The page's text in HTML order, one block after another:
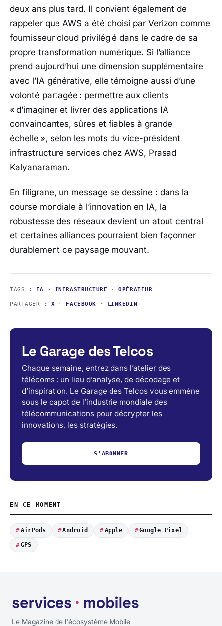
deux ans plus tard. Il convient également de
rappeler que AWS a été choisi par Verizon comme
fournisseur cloud privilégié dans le cadre de sa
propre transformation numérique. Si l’alliance
prend aujourd’hui une dimension supplémentaire
avec l’IA générative, elle témoigne aussi d’une
volonté partagée : permettre aux clients
« d’imaginer et livrer des applications IA
convaincantes, sûres et fiables à grande
échelle », selon les mots du vice-président
infrastructure services chez AWS, Prasad
Kalyanaraman.
En filigrane, un message se dessine : dans la
course mondiale à l’innovation en IA, la
robustesse des réseaux devient un atout central
et certaines alliances pourraient bien façonner
durablement ce paysage mouvant.
TAGS : IA · INFRASTRUCTURE ·OPÉRATEUR
PARTAGER :X · FACEBOOK · LINKEDIN
Le Garage des Telcos
Chaque semaine, entrez dans l’atelier des
télécoms : un lieu d’analyse, de décodage et
d’inspiration. Le Garage des Telcos vous emmène
sous le capot de l’industrie mondiale des
télécommunications pour décrypter les
innovations, les stratégies.
S'ABONNER
EN CE MOMENT
AirPods Android Apple Google Pixel
GPS
Le Magazine de l'écosystème Mobile